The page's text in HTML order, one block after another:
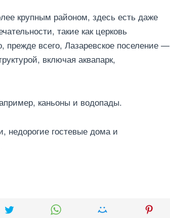
крупным районом, здесь есть даже
такие как церковь
прежде всего, Лазаревское поселение —
включая аквапарк,
каньоны и водопады.
недорогие гостевые дома и